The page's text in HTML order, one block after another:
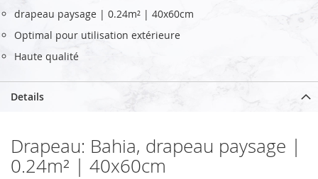
drapeau paysage | 0.24m² | 40x60cm
Optimal pour utilisation extérieure
Haute qualité
Details
Drapeau: Bahia, drapeau paysage |
0.24m² | 40x60cm